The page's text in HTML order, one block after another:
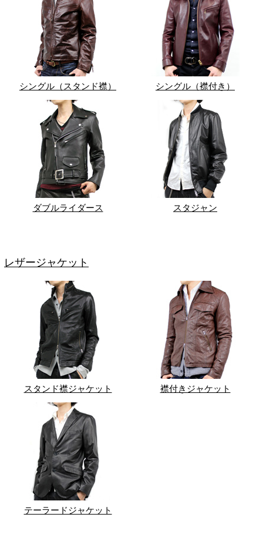
シングル（スタンド襟） シングル（襟付き）
ダブルライダース スタジャン
レザージャケット
スタンド襟ジャケット 襟付きジャケット
テーラードジャケット